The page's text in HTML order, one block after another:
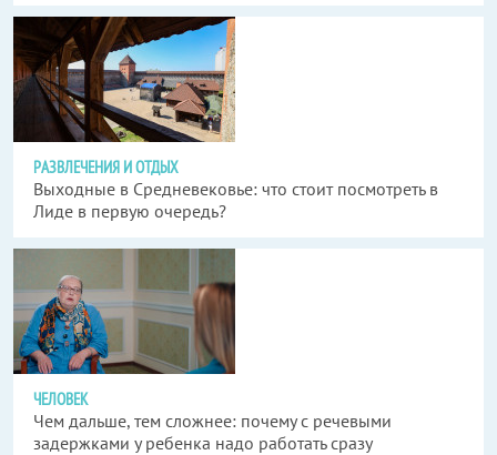
РАЗВЛЕЧЕНИЯ И ОТДЫХ
Выходные в Средневековье: что стоит посмотреть в
Лиде в первую очередь?
ЧЕЛОВЕК
Чем дальше, тем сложнее: почему с речевыми
задержками у ребенка надо работать сразу